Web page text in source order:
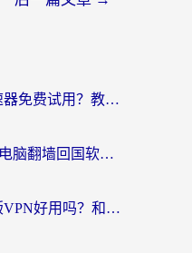
海外党必看：gecko加速器免费试用？教你选对回国加速器，无缝刷国内剧玩游戏
海外党必看：如何选对电脑翻墙回国软件，轻松解锁国内资源？
海外党纠结？快帆TV版VPN好用吗？和扇贝手游VPN对比哪个回国效果更好？